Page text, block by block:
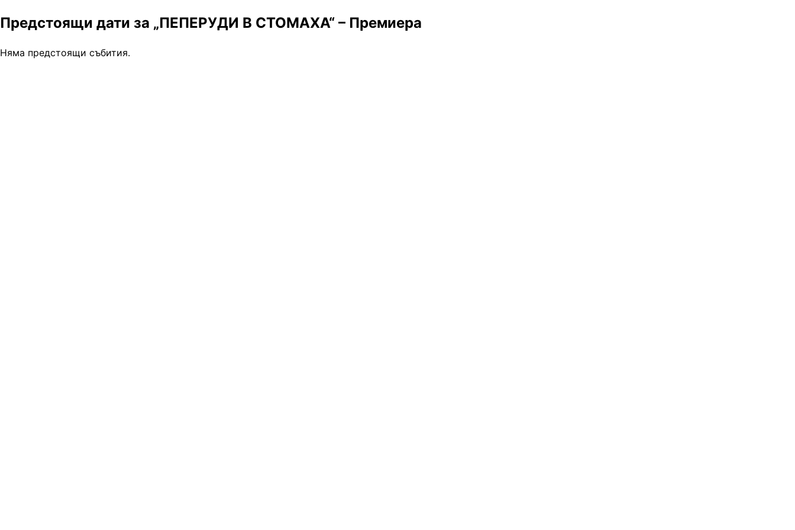
Предстоящи дати за „ПЕПЕРУДИ В СТОМАХА“ – Премиера
Няма предстоящи събития.